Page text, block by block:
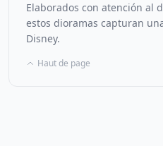
Elaborados con atención al
estos dioramas capturan
Disney.
Haut de page